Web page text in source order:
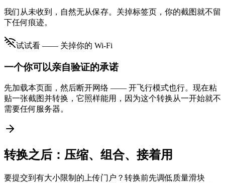
我们从未收到，自然无从保存。关掉标签页，你的截图就不留
下任何痕迹。
试试看 —— 关掉你的 Wi-Fi
一个你可以亲自验证的承诺
先加载本页面，然后断开网络 —— 开飞行模式也行。现在粘
贴一张截图并转换，它照样能用，因为这个转换从一开始就不
需要任何服务器。
转换之后：压缩、组合、接着用
要提交到有大小限制的上传门户？转换前先调低质量滑块